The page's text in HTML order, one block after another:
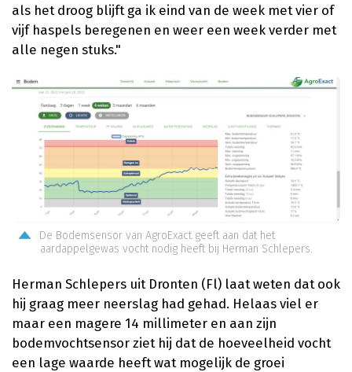
als het droog blijft ga ik eind van de week met vier of
vijf haspels beregenen en weer een week verder met
alle negen stuks."
De Bodemsensor van AgroExact geeft aan dat het
aardappelgewas vocht nodig heeft bij Herman Schlepers.
Herman Schlepers uit Dronten (Fl) laat weten dat ook
hij graag meer neerslag had gehad. Helaas viel er
maar een magere 14 millimeter en aan zijn
bodemvochtsensor ziet hij dat de hoeveelheid vocht
een lage waarde heeft wat mogelijk de groei